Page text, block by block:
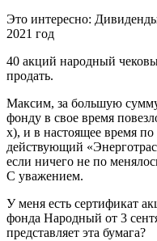
Это интересно:
2021 год
40 акций народный
продать.
Максим, за большую
фонду в свое время
х), и в настоящее время по
действующий
если ничего не по
С уважением.
У меня есть сертификат
фонда Народный от 3
представляет эта бумага?